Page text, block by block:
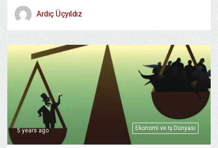
Ardıç Üçyıldız
Ekonomi ve Iş Dünyası
5 years ago